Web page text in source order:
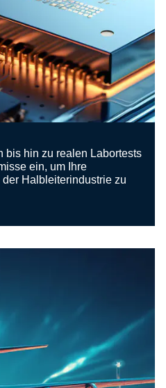
bis hin zu realen Labortests
ein, um Ihre
Halbleiterindustrie zu